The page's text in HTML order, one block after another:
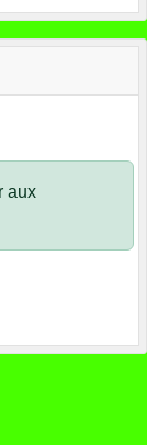
aux